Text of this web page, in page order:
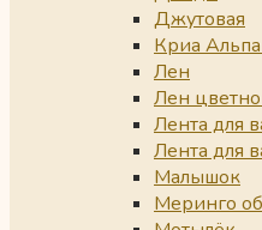
Джутовая
Криа
Лен
Лен
Лента для
Лента для
Малышок
Меринго